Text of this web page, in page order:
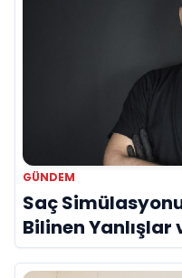
GÜNDEM
Saç
Bilinen Yanlışlar
Onur Akdeniz ile